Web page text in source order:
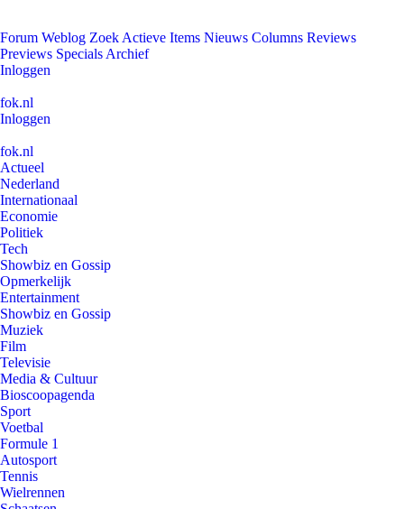
Forum Weblog Zoek Actieve Items Nieuws Columns Reviews
Previews Specials Archief
Inloggen
fok.nl
Inloggen
fok.nl
Actueel
Nederland
Internationaal
Economie
Politiek
Tech
Showbiz en Gossip
Opmerkelijk
Entertainment
Showbiz en Gossip
Muziek
Film
Televisie
Media & Cultuur
Bioscoopagenda
Sport
Voetbal
Formule 1
Autosport
Tennis
Wielrennen